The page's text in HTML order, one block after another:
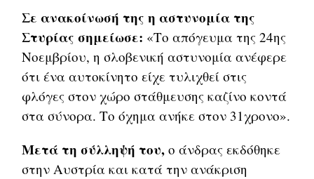
Σε ανακοίνωσή της η αστυνομία της
Στυρίας σημείωσε: «Το απόγευμα της 24ης
Νοεμβρίου, η σλοβενική αστυνομία ανέφερε
ότι ένα αυτοκίνητο είχε τυλιχθεί στις
φλόγες στον χώρο στάθμευσης καζίνο κοντά
στα σύνορα. Το όχημα ανήκε στον 31χρονο».
Μετά τη σύλληψή του, ο άνδρας εκδόθηκε
στην Αυστρία και κατά την ανάκριση